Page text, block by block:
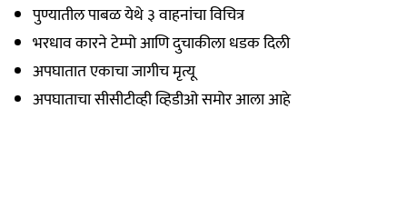
पुण्यातील पाबळ येथे ३ वाहनांचा विचित्र
भरधाव कारने टेम्पो आणि दुचाकीला धडक दिली
अपघातात एकाचा जागीच मृत्यू
अपघाताचा सीसीटीव्ही व्हिडीओ समोर आला आहे